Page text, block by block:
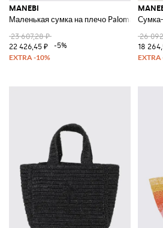
MANEBI
Маленькая сумка на плечо Paloma от из
23 607,28 ₽
22 426,45 ₽
-5%
26
18